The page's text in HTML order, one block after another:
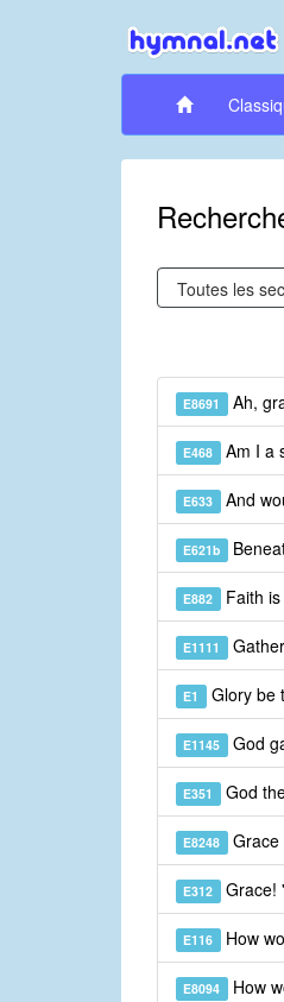
E8691 Ah,
E468 Am I a
E633 And
E621b
E882 Faith is
E1111
E1 Glory be
E1145 God
E351 God
E8248 Grace
E312 Grace!
E116 How
E8094 How